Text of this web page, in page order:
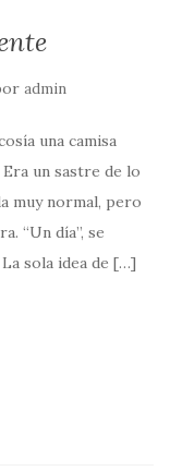
admin
una camisa
un sastre de lo
muy normal, pero
“Un día”, se
sola idea de […]